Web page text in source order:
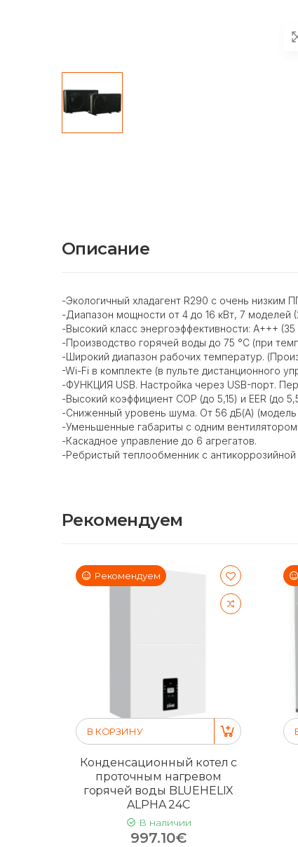
Описание
-Экологичный хладагент R290 с очень низким
-Диапазон мощности от 4 до 16 кВт, 7 моделей
-Высокий класс энергоэффективности: A+++ (35
-Производство горячей воды до 75 °C (при
-Широкий диапазон рабочих температур.
-Wi-Fi в комплекте (в пульте дистанционного
-ФУНКЦИЯ USB. Настройка через USB-порт.
-Высокий коэффициент COP (до 5,15) и EER (до
-Сниженный уровень шума. От 56 дБ(A) (модель
-Уменьшенные габариты с одним вентилятором
-Каскадное управление до 6 агрегатов.
-Ребристый теплообменник с
Рекомендуем
Рекомендуем
В КОРЗИНУ
Конденсационный котел с
проточным нагревом
горячей воды BLUEHELIX
ALPHA 24C
В наличии
997.10€